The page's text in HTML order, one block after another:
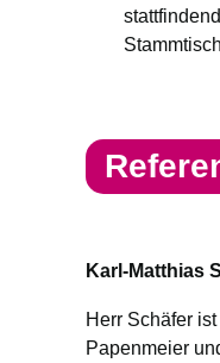
Karl-Matthias
Herr Schäfer
Papenmeier